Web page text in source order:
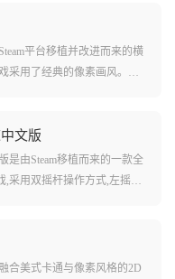
庇护所以及服装装备制作。
活应对不同环境，支持多人
建设庇护所、分享资源，一
平台移植并改进而来的横
采用了经典的像素画风。玩
文语言，具有完整的PC端内
以及场景，加入随机生成的
挑战都充满新鲜感。
文版
是由Steam移植而来的一款全
,采用双摇杆操作方式,左摇杆
能效果,挑战各类敌人和Bos
件,还加入了五个转移来的国
合美式卡通与像素风格的2D